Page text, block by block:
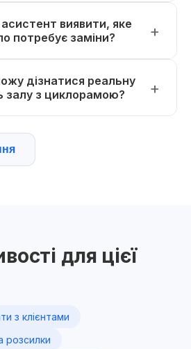
виявити, яке
потребує заміни?
дізнатися реальну
залу з циклорамою?
для цієї
з клієнтами
розсилки